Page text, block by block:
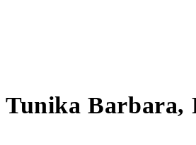
Tunika Barbara,